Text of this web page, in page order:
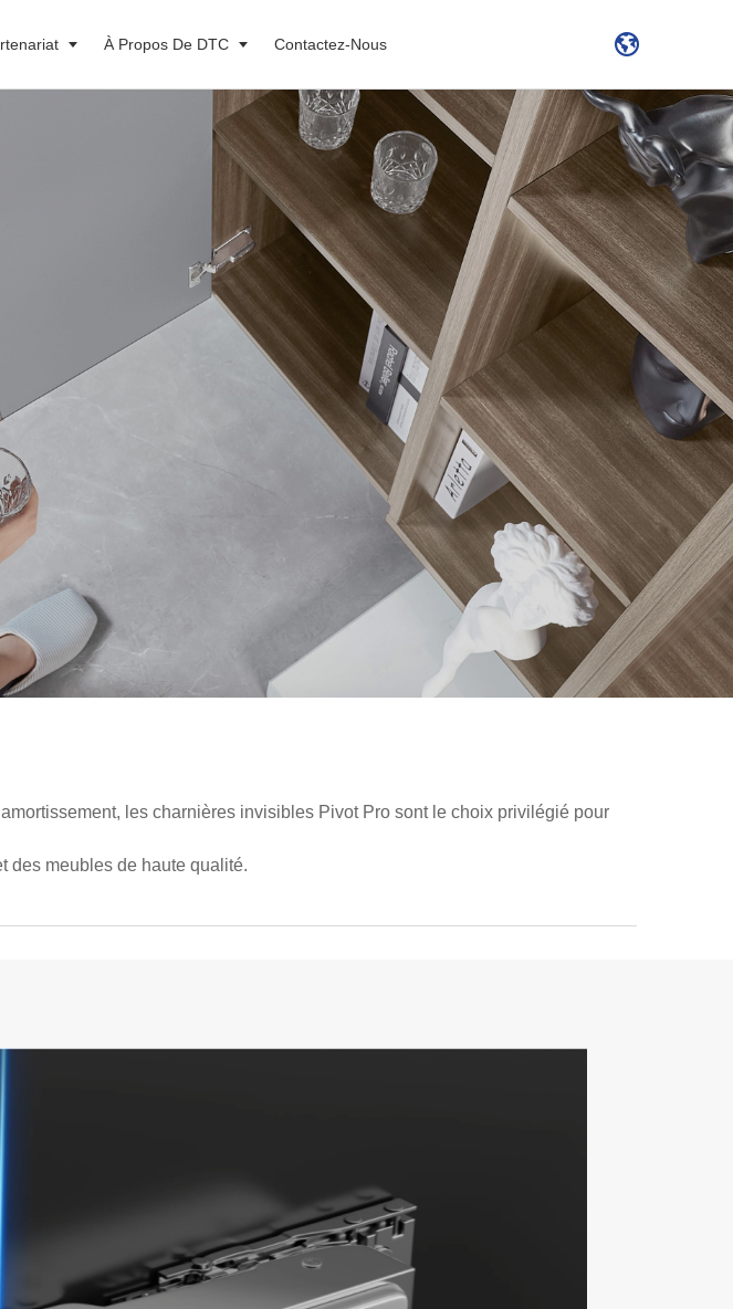
À Propos De DTC Contactez-Nous
les charnières invisibles Pivot Pro sont le choix privilégié pour
des meubles de haute qualité.